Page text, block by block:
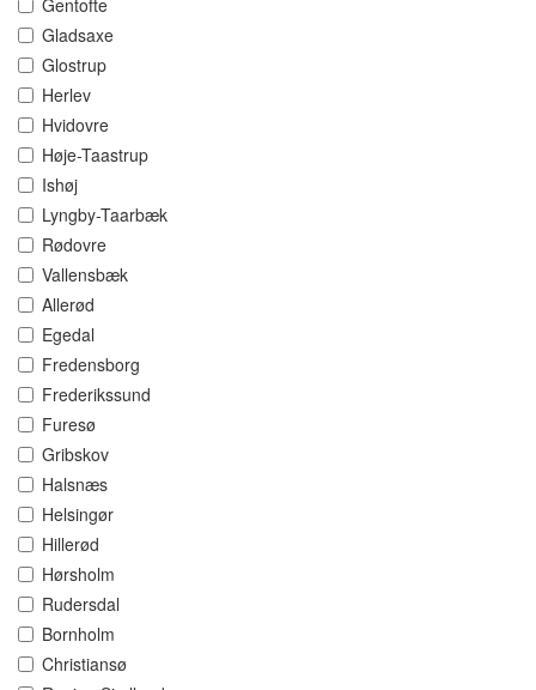
Gentofte
Gladsaxe
Glostrup
Herlev
Hvidovre
Høje-Taastrup
Ishøj
Lyngby-Taarbæk
Rødovre
Vallensbæk
Allerød
Egedal
Fredensborg
Frederikssund
Furesø
Gribskov
Halsnæs
Helsingør
Hillerød
Hørsholm
Rudersdal
Bornholm
Christiansø